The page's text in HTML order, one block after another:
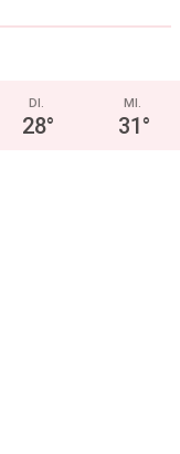
DI.
28°
MI.
31 °